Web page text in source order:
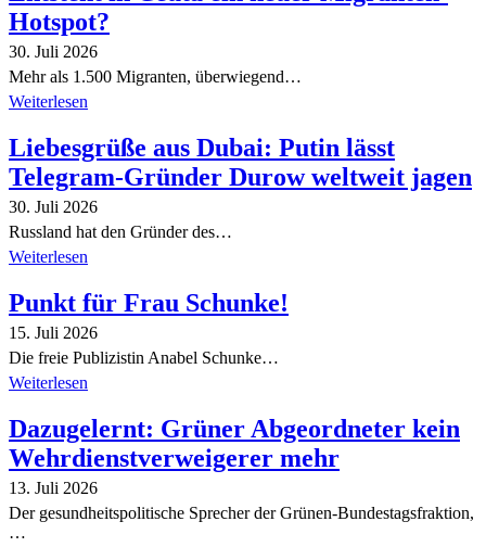
Hotspot?
30. Juli 2026
Mehr als 1.500 Migranten, überwiegend…
Weiterlesen
Liebesgrüße aus Dubai: Putin lässt
Telegram-Gründer Durow weltweit jagen
30. Juli 2026
Russland hat den Gründer des…
Weiterlesen
Punkt für Frau Schunke!
15. Juli 2026
Die freie Publizistin Anabel Schunke…
Weiterlesen
Dazugelernt: Grüner Abgeordneter kein
Wehrdienstverweigerer mehr
13. Juli 2026
Der gesundheitspolitische Sprecher der Grünen-Bundestagsfraktion,
…